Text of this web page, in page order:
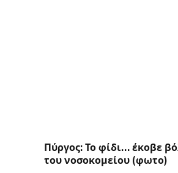
Πύργος: Το φίδι… έκοβε
του νοσοκομείου (φωτο)